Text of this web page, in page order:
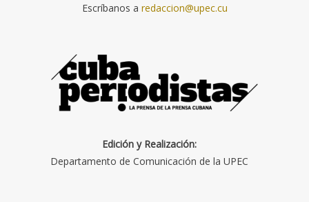
Escríbanos a redaccion@upec.cu
Edición y Realización:
Departamento de Comunicación de la UPEC